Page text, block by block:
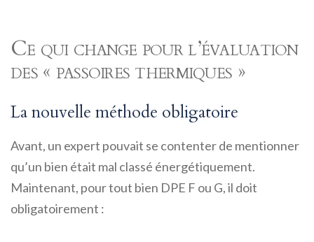
Ce qui change pour l’évaluation
des « passoires thermiques »
La nouvelle méthode obligatoire
Avant, un expert pouvait se contenter de mentionner
qu’un bien était mal classé énergétiquement.
Maintenant, pour tout bien DPE F ou G, il doit
obligatoirement :